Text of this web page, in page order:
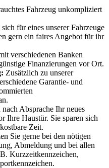
Fahrzeug unkompliziert
für eines unserer Fahrzeuge
gern ein faires Angebot für ihr
verschiedenen Banken
Finanzierungen vor Ort.
Zusätzlich zu unserer
Garantie- und
Absprache Ihr neues
Ihre Haustür. Sie sparen sich
Zeit.
Sie gerne bei den nötigen
Abmeldung und bei allen
Kurzzeitkennzeichen,